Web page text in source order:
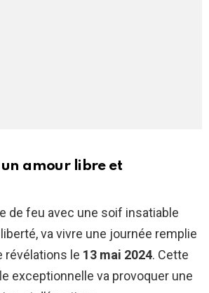
un amour libre et
de feu avec une soif insatiable
va vivre une journée remplie
révélations le 13 mai 2024. Cette
exceptionnelle va provoquer une